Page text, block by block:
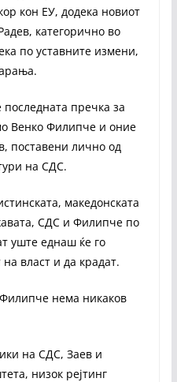
кон ЕУ, додека новиот
категорично во
по уставните измени,
пречка за
Венко Филипче и оние
поставени лично од
на СДС.
македонската
СДС и Филипче по
уште еднаш ќе го
власт и да крадат.
нема никаков
на СДС, Заев и
низок рејтинг